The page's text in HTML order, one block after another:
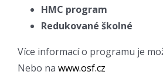
HMC program
Redukované školné
Více informací o programu je
Nebo na www.osf.cz